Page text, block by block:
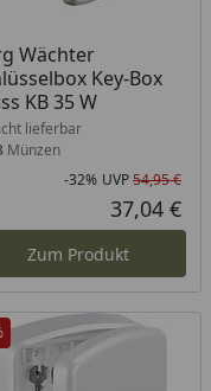
Preis
Wächter
Key-Box
KB 35 W
nicht lieferbar
lieferbar
Münzen
-32% UVP54,95 €
37,04 €
Zum Produkt